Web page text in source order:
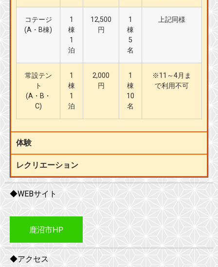
コテージ
(A・B棟)
1
棟
1
泊
12,500
円
1
棟
5
名
上記同様
常設テン
ト
(A・B・
C)
1
棟
1
泊
2,000
円
1
棟
10
名
※11～4月ま
で利用不可
体験
レクリエーション
◆WEBサイト
鹿沼市HP
◆アクセス